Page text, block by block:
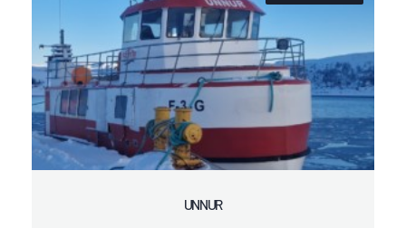
UNNUR